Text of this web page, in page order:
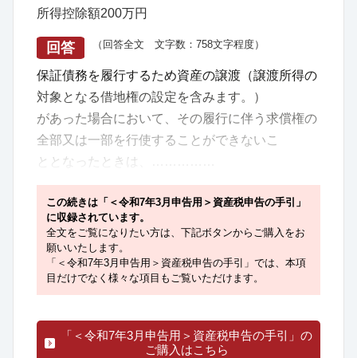
所得控除額200万円
回答 （回答全文 文字数：758文字程度）
保証債務を履行するため資産の譲渡（譲渡所得の
対象となる借地権の設定を含みます。）
があった場合において、その履行に伴う求償権の
全部又は一部を行使することができないこ
ととなったときは、……………
この続きは「＜令和7年3月申告用＞資産税申告の手引」
に収録されています。
全文をご覧になりたい方は、下記ボタンからご購入をお
願いいたします。
「＜令和7年3月申告用＞資産税申告の手引」では、本項
目だけでなく様々な項目もご覧いただけます。
「＜令和7年3月申告用＞資産税申告の手引」の
ご購入はこちら